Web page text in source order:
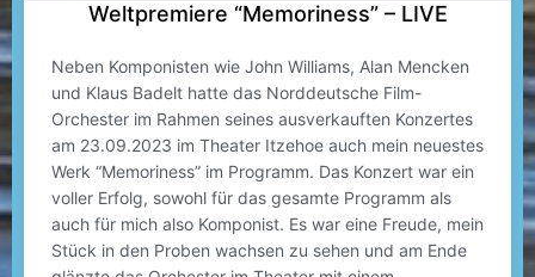
Weltpremiere “Memoriness” – LIVE
Neben Komponisten wie John Williams, Alan Mencken
und Klaus Badelt hatte das Norddeutsche Film-
Orchester im Rahmen seines ausverkauften Konzertes
am 23.09.2023 im Theater Itzehoe auch mein neuestes
Werk “Memoriness” im Programm. Das Konzert war ein
voller Erfolg, sowohl für das gesamte Programm als
auch für mich also Komponist. Es war eine Freude, mein
Stück in den Proben wachsen zu sehen und am Ende